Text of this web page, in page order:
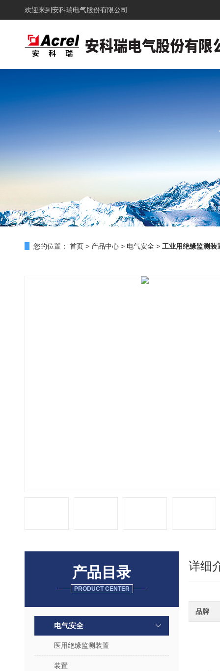
欢迎来到 安科瑞电气股份有限公司
您的位置： 首页 > 产品中心 > 电气安全 > 工业用绝缘监测装
产品目录
PRODUCT CENTER
电气安全
医用绝缘监测装置
装置
详细
品牌